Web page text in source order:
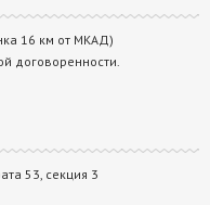
16 км от МКАД)
договоренности.
53, секция 3